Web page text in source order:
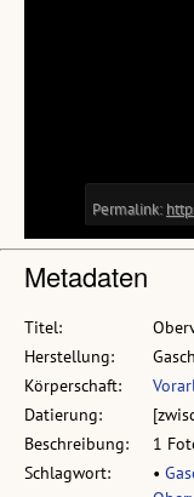
Metadaten
Titel:
Herstellung:
Körperschaft:
Datierung:
Beschreibung:
1
Schlagwort:
•